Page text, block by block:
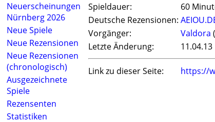
Neuerscheinungen
Nürnberg 2026
Neue Spiele
Neue Rezensionen
Neue Rezensionen
(chronologisch)
Ausgezeichnete
Spiele
Rezensenten
Statistiken
Spieldauer:
60
Deutsche Rezensionen:
Vorgänger:
Valdora
Letzte Änderung:
11.04.13
Link zu dieser Seite: https://